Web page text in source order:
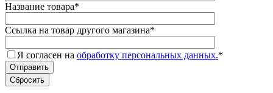
Название товара*
Ссылка на товар другого магазина*
Я согласен на обработку персональных данных.*